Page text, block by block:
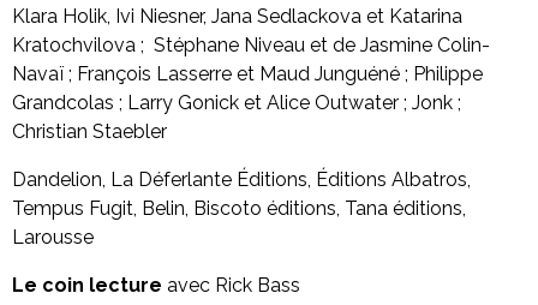
Klara Holik, Ivi Niesner, Jana Sedlackova et Katarina
Kratochvilova ; Stéphane Niveau et de Jasmine Colin-
Navaï ; François Lasserre et Maud Junguéné ; Philippe
Grandcolas ; Larry Gonick et Alice Outwater ; Jonk ;
Christian Staebler
Dandelion, La Déferlante Éditions, Éditions Albatros,
Tempus Fugit, Belin, Biscoto éditions, Tana éditions,
Larousse
Le coin lecture avec Rick Bass